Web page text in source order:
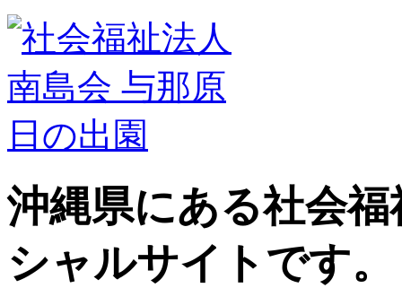
沖縄県にある社会
シャルサイトです。